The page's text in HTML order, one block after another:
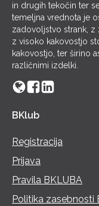
in drugih tekočin ter
temeljna vrednota je
zadovoljstvo strank,
z visoko kakovostjo
kakovostjo, ter širino
različnimi izdelki.
BKlub
Registracija
Prijava
Pravila BKLUBA
Politika zasebnosti